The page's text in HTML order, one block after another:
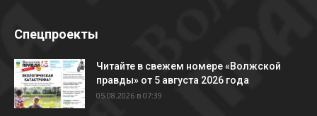
Спецпроекты
Читайте в свежем номере «Волжской
правды» от 5 августа 2026 года
05.08.2026 в 07:39